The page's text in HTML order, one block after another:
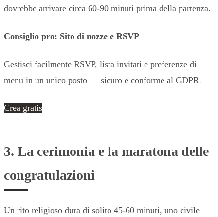
dovrebbe arrivare circa 60-90 minuti prima della partenza.
Consiglio pro: Sito di nozze e RSVP
Gestisci facilmente RSVP, lista invitati e preferenze di
menu in un unico posto — sicuro e conforme al GDPR.
Crea gratis
3. La cerimonia e la maratona delle
congratulazioni
Un rito religioso dura di solito 45-60 minuti, uno civile